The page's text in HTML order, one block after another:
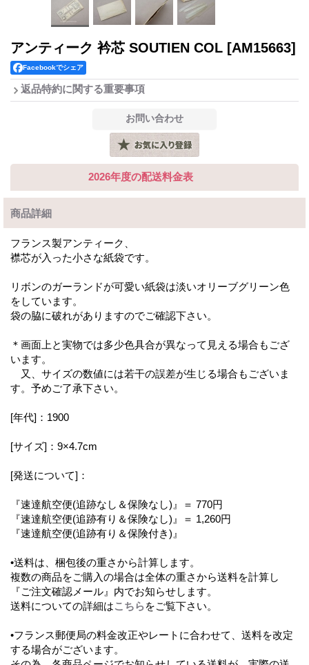
アンティーク 衿芯 SOUTIEN COL [AM15663]
Facebookでシェア
返品特約に関する重要事項
2026年度の配送料金表
商品詳細
フランス製アンティーク、
襟芯が入った小さな紙袋です。
リボンのガーランドが可愛い紙袋は淡いオリーブグリーン色
をしています。
袋の脇に破れがありますのでご確認下さい。
＊画面上と実物では多少色具合が異なって見える場合もござ
います。
又、サイズの数値には若干の誤差が生じる場合もございま
す。予めご了承下さい。
[年代]：1900
[サイズ]：9×4.7cm
[発送について]：
『速達航空便(追跡なし＆保険なし)』＝ 770円
『速達航空便(追跡有り＆保険なし)』＝ 1,260円
『速達航空便(追跡有り＆保険付き)』
•送料は、梱包後の重さから計算します。
複数の商品をご購入の場合は全体の重さから送料を計算し
『ご注文確認メール』内でお知らせします。
送料についての詳細はこちらをご覧下さい。
•フランス郵便局の料金改正やレートに合わせて、送料を改定
する場合がございます。